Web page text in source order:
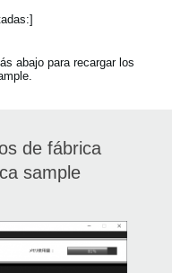
abajo para recargar los
de fábrica
sample